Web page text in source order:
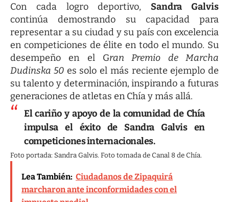
Con cada logro deportivo, Sandra Galvis
continúa demostrando su capacidad para
representar a su ciudad y su país con excelencia
en competiciones de élite en todo el mundo. Su
desempeño en el Gran Premio de Marcha
Dudinska 50es solo el más reciente ejemplo de
su talento y determinación, inspirando a futuras
generaciones de atletas en Chía y más allá.
El cariño y apoyo de la comunidad de Chía
impulsa el éxito de Sandra Galvis en
competiciones internacionales.
Foto portada: Sandra Galvis. Foto tomada de Canal 8 de Chía.
Lea También: Ciudadanos de Zipaquirá
marcharon ante inconformidades con el